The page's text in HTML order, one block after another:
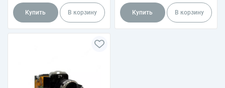
Купить В корзину Купить В корзину